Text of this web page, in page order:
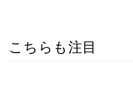
こちらも注目